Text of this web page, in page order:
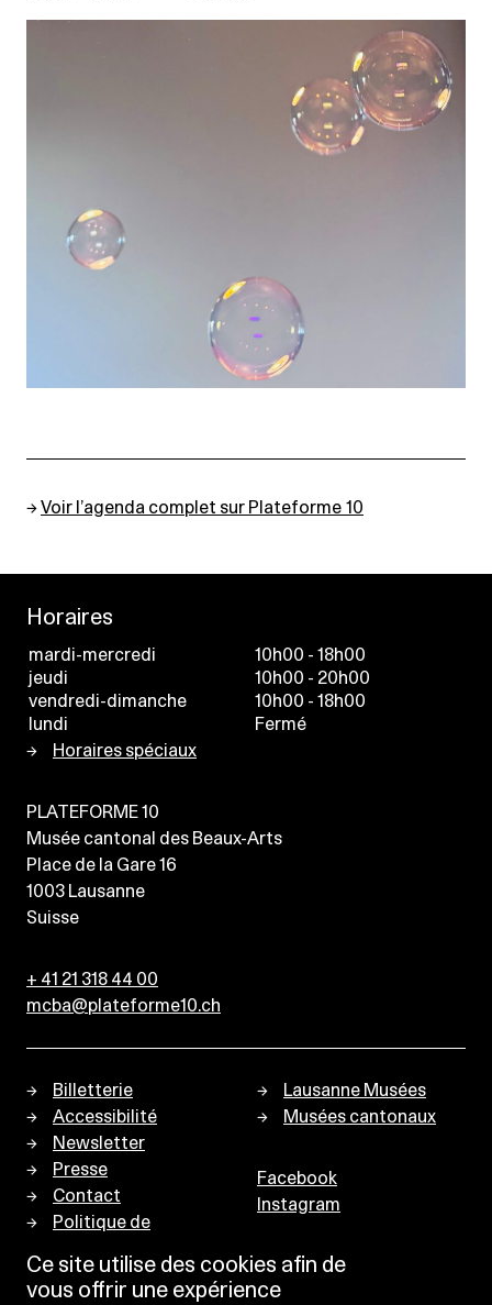
Ce site utilise des cookies afin de
vous offrir une expérience
→Voir l’agenda complet sur Plateforme 10
Horaires
mardi-mercredi
10h00 - 18h00
jeudi
10h00 - 20h00
vendredi-dimanche
10h00 - 18h00
lundi
Fermé
Horaires spéciaux
PLATEFORME 10
Musée cantonal des Beaux-Arts
Place de la Gare 16
1003 Lausanne
Suisse
+ 41 21 318 44 00
mcba@plateforme10.ch
Billetterie
Accessibilité
Newsletter
Presse
Contact
Politique de
Lausanne Musées
Musées cantonaux
Facebook
Instagram